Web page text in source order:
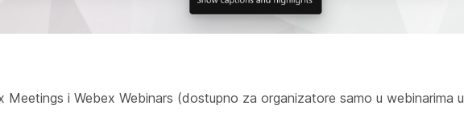
Meetings i Webex Webinars (dostupno za organizatore samo u webinarima u